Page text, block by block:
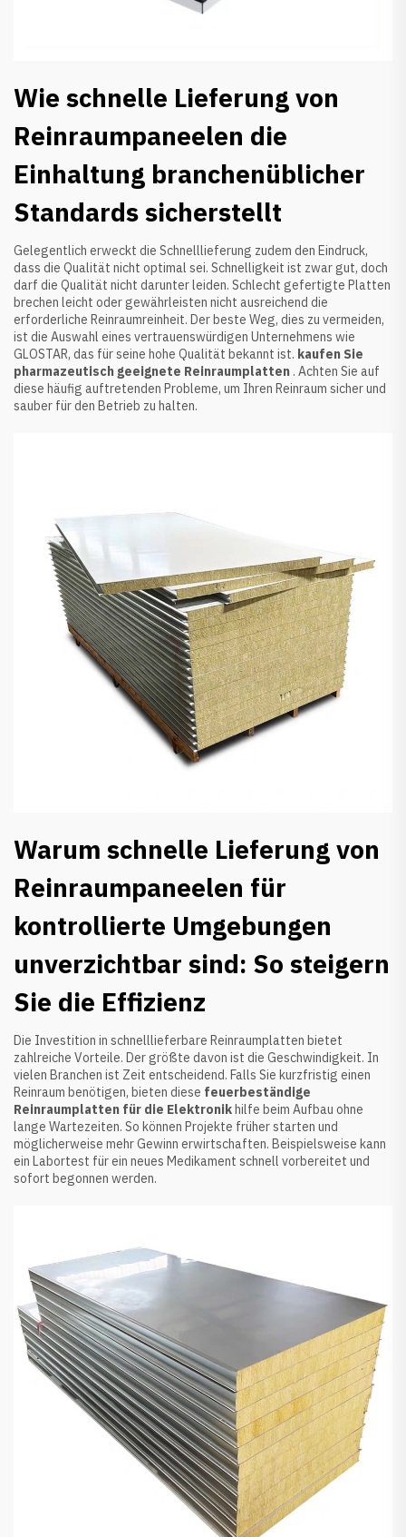
Wie schnelle Lieferung von
Reinraumpaneelen die
Einhaltung branchenüblicher
Standards sicherstellt
Gelegentlich erweckt die Schnelllieferung zudem den Eindruck,
dass die Qualität nicht optimal sei. Schnelligkeit ist zwar gut, doch
darf die Qualität nicht darunter leiden. Schlecht gefertigte Platten
brechen leicht oder gewährleisten nicht ausreichend die
erforderliche Reinraumreinheit. Der beste Weg, dies zu vermeiden,
ist die Auswahl eines vertrauenswürdigen Unternehmens wie
GLOSTAR, das für seine hohe Qualität bekannt ist. kaufen Sie
pharmazeutisch geeignete Reinraumplatten . Achten Sie auf
diese häufig auftretenden Probleme, um Ihren Reinraum sicher und
sauber für den Betrieb zu halten.
Warum schnelle Lieferung von
Reinraumpaneelen für
kontrollierte Umgebungen
unverzichtbar sind: So steigern
Sie die Effizienz
Die Investition in schnelllieferbare Reinraumplatten bietet
zahlreiche Vorteile. Der größte davon ist die Geschwindigkeit. In
vielen Branchen ist Zeit entscheidend. Falls Sie kurzfristig einen
Reinraum benötigen, bieten diese feuerbeständige
Reinraumplatten für die Elektronikhilfe beim Aufbau ohne
lange Wartezeiten. So können Projekte früher starten und
möglicherweise mehr Gewinn erwirtschaften. Beispielsweise kann
ein Labortest für ein neues Medikament schnell vorbereitet und
sofort begonnen werden.